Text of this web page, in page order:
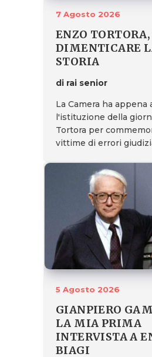
7 Agosto 2026
ENZO
DIMENTICARE
STORIA
di rai senior
La Camera ha appena
l'istituzione della
Tortora per
vittime di errori
5 Agosto 2026
GIANPIERO
LA MIA PRIMA
INTERVISTA A
BIAGI